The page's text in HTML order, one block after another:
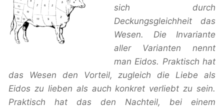
sich durch
Deckungsgleichheit das
Wesen. Die Invariante
aller Varianten nennt
man Eidos. Praktisch hat
das Wesen den Vorteil, zugleich die Liebe als
Eidos zu lieben als auch konkret verliebt zu sein.
Praktisch hat das den Nachteil, bei einem